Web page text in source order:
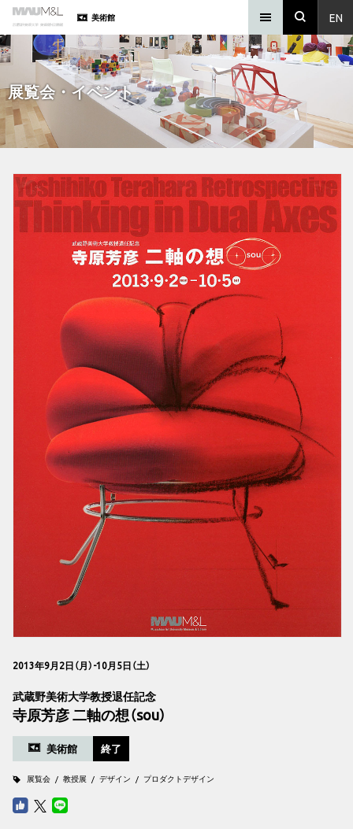
EN
美術館
展覧会・イベント
2013年9月2日（月）-10月5日（土）
武蔵野美術大学教授退任記念
寺原芳彦 二軸の想（sou）
美術館 終了
展覧会 教授展 デザイン プロダクトデザイン